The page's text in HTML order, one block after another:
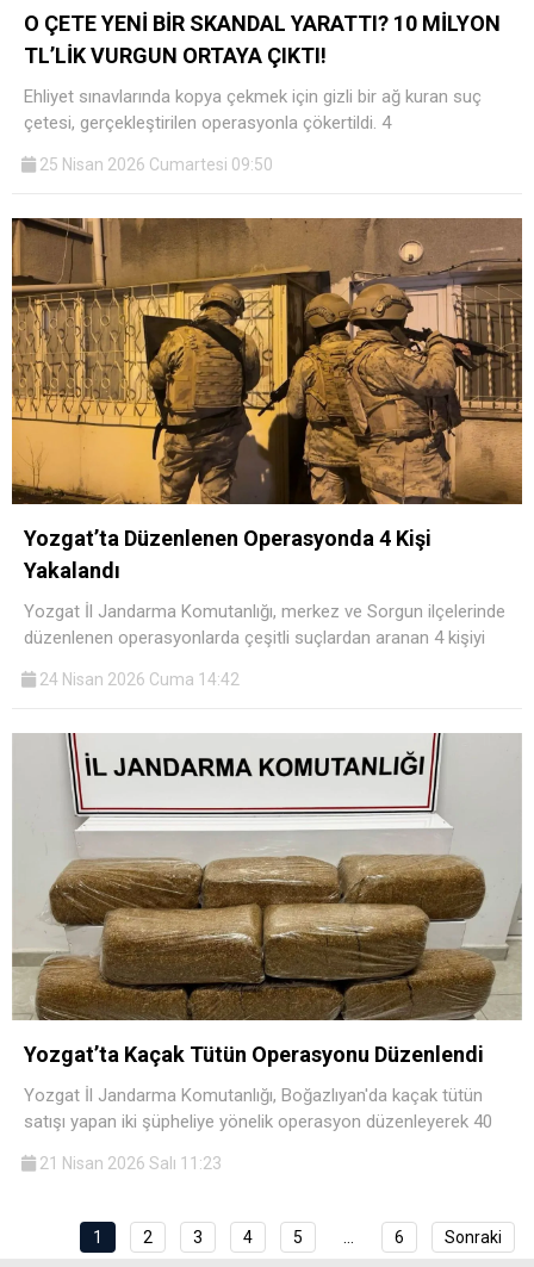
O ÇETE YENİ BİR SKANDAL YARATTI? 10 MİLYON
TL’LİK VURGUN ORTAYA ÇIKTI!
Ehliyet sınavlarında kopya çekmek için gizli bir ağ kuran suç
çetesi, gerçekleştirilen operasyonla çökertildi. 4
25 Nisan 2026 Cumartesi 09:50
Yozgat’ta Düzenlenen Operasyonda 4 Kişi
Yakalandı
Yozgat İl Jandarma Komutanlığı, merkez ve Sorgun ilçelerinde
düzenlenen operasyonlarda çeşitli suçlardan aranan 4 kişiyi
24 Nisan 2026 Cuma 14:42
Yozgat’ta Kaçak Tütün Operasyonu Düzenlendi
Yozgat İl Jandarma Komutanlığı, Boğazlıyan'da kaçak tütün
satışı yapan iki şüpheliye yönelik operasyon düzenleyerek 40
21 Nisan 2026 Salı 11:23
1 2 3 4 5 6 Sonraki